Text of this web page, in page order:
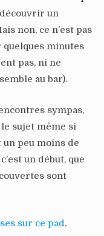
un
non, ce n’est pas
quelques minutes
pas, ni ne
au bar).
sympas,
sujet même si
un peu moins de
un début, que
sont
sur ce pad.